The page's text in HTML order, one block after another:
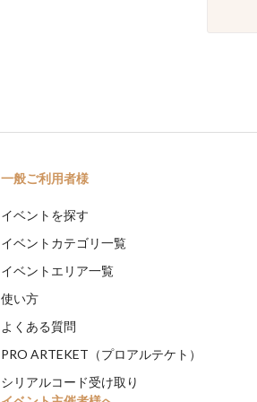
一般ご利用者様
イベントを探す
イベントカテゴリ一覧
イベントエリア一覧
使い方
よくある質問
PRO ARTEKET（プロアルテケト）
シリアルコード受け取り